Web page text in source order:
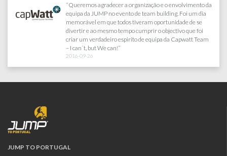
" Jump Travel, agência com que trabalho há cerca de 13
anos, em todos os eventos da minha Empresa...
Criatividade, credibilidade, responsabilidade, rigor e a
proximidade entre a equipa cliente e a equipa Jump, são
alguns dos motivos que me levam a continuar a trabalhar
com eles, sabendo de antemão que os meus eventos
continuarão a ser um sucesso garantido."